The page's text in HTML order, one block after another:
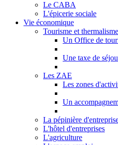
Le CABA
L'épicerie sociale
Vie économique
Tourisme et thermalisme
Un Office de
Une taxe de
Les ZAE
Les zones
Un
La pépinière
L'hôtel d'entreprises
L'agriculture